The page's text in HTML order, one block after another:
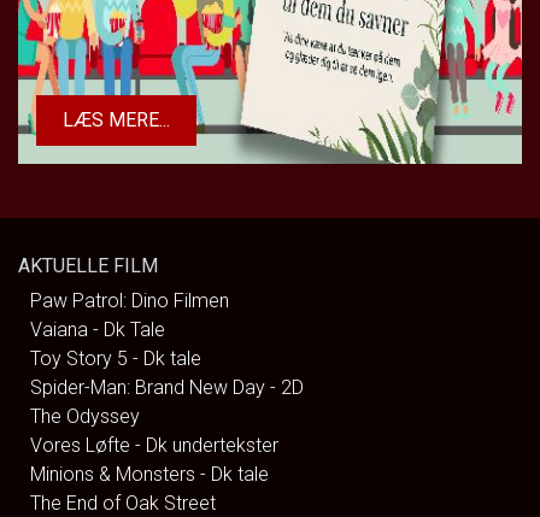
LÆS MERE...
AKTUELLE FILM
Paw Patrol: Dino Filmen
Vaiana - Dk Tale
Toy Story 5 - Dk tale
Spider-Man: Brand New Day - 2D
The Odyssey
Vores Løfte - Dk undertekster
Minions & Monsters - Dk tale
The End of Oak Street